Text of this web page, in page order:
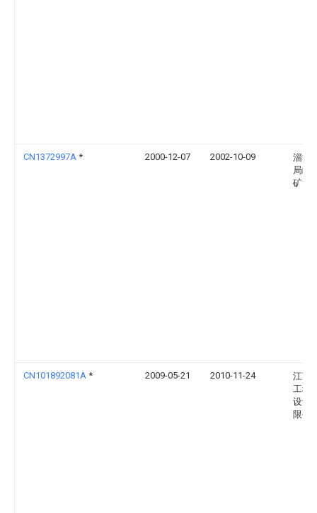
CN1372997A * 2000-12-07 2002-10-09
淄博
局岭
矿
CN101892081A * 2009-05-21 2010-11-24
江苏
工程
设计
限公